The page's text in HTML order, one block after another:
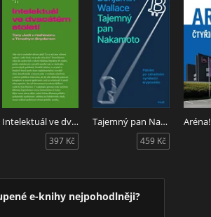
Intelektuál ve dvacátém století
397 Kč
Tajemný pan Nakamoto
459 Kč
Aréna!
e-knihy nejpohodlněji?